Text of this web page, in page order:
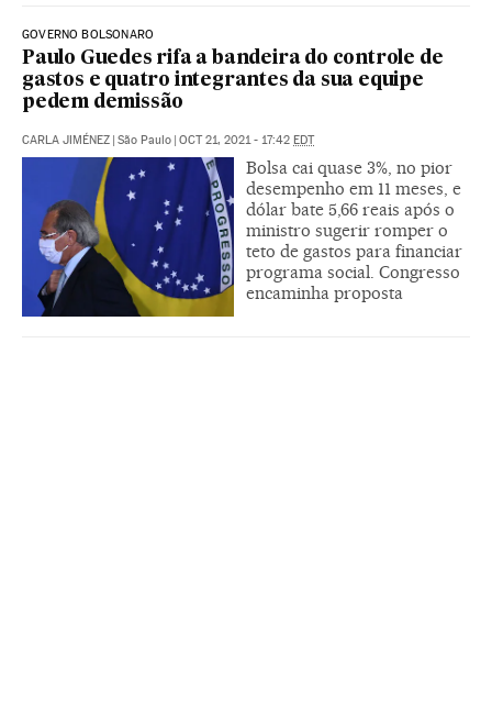
GOVERNO BOLSONARO
Paulo Guedes rifa a bandeira do controle de
gastos e quatro integrantes da sua equipe
pedem demissão
CARLA JIMÉNEZ | São Paulo | OCT 21, 2021 - 17:42 EDT
Bolsa cai quase 3%, no pior
desempenho em 11 meses, e
dólar bate 5,66 reais após o
ministro sugerir romper o
teto de gastos para financiar
programa social. Congresso
encaminha proposta